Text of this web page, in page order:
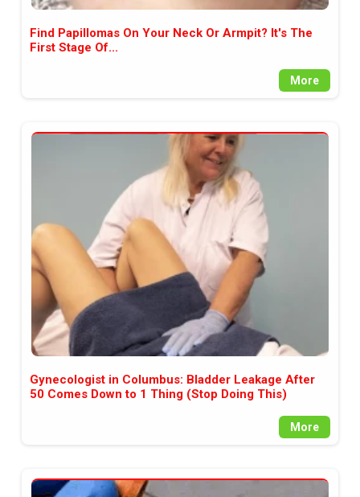
Find Papillomas On Your Neck Or Armpit? It's The
First Stage Of...
More
Gynecologist in Columbus: Bladder Leakage After
50 Comes Down to 1 Thing (Stop Doing This)
More